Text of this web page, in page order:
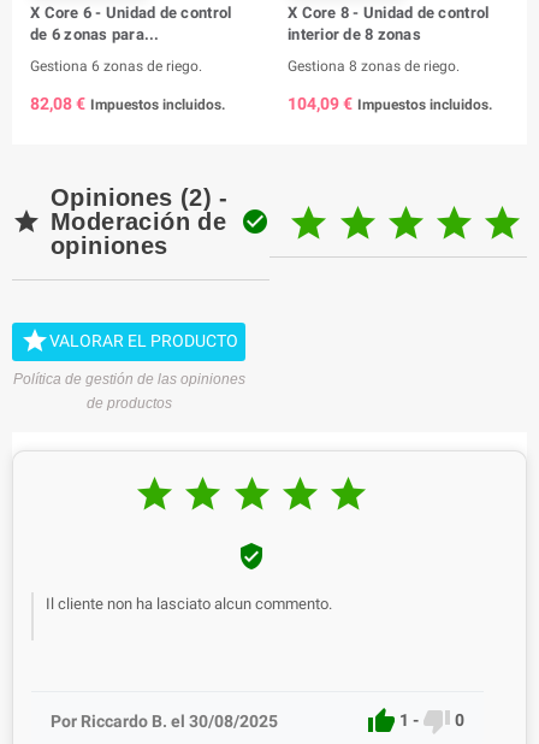
X Core 6 - Unidad de control
de 6 zonas para...
Gestiona 6 zonas de riego.
82,08 € Impuestos incluidos.
X Core 8 - Unidad de control
interior de 8 zonas
Gestiona 8 zonas de riego.
104,09 € Impuestos incluidos.

Opiniones (2) -
Moderación de
opiniones
     
VALORAR EL PRODUCTO
Política de gestión de las opiniones
de productos
    

Il cliente non ha lasciato alcun commento.
Por Riccardo B. el 30/08/2025  1 -  0